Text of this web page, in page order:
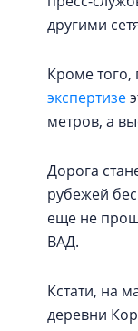
другими
Кроме того,
экспертизе
метров, а
Дорога
рубежей
еще не
ВАД.
Кстати, на
деревни